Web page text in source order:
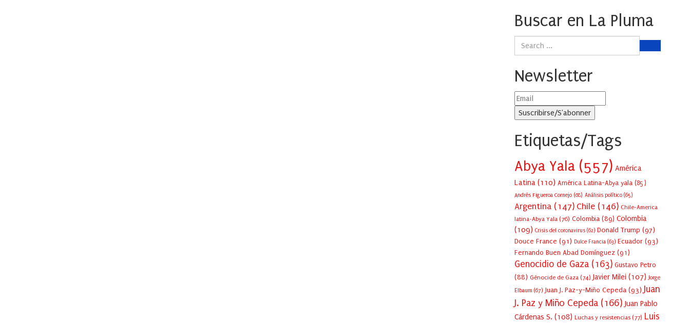
Buscar en La Pluma
Newsletter
Etiquetas/Tags
Abya Yala (557) América
Latina (110) América Latina-Abya yala (85)
Andrés Figueroa Cornejo (68) Análisis político (65)
Argentina (147) Chile (146) Chile-America
latina-Abya Yala (76) Colombia (89) Colombia
(109) Crisis del coronavirus (62) Donald Trump (97)
Douce France (91) Dulce Francia (63) Ecuador (93)
Fernando Buen Abad Domínguez (91)
Genocidio de Gaza (163) Gustavo Petro
(88) Génocide de Gaza (74) Javier Milei (107) Jorge
Elbaum (67) Juan J. Paz-y-Miño Cepeda (93) Juan
J. Paz y Miño Cepeda (166) Juan Pablo
Cárdenas S. (108) Luchas y resistencias (77) Luis